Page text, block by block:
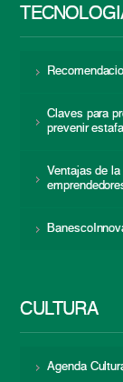
Claves para
prevenir
Ventajas de
CULTURA
Agenda